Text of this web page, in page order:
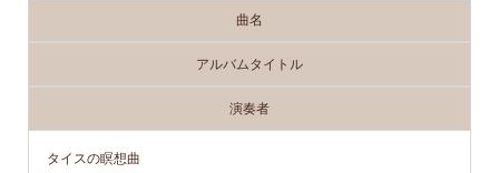
曲名
アルバムタイトル
演奏者
タイスの瞑想曲